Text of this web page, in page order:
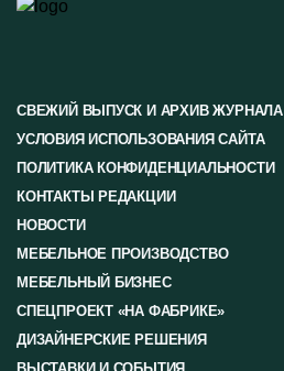
СВЕЖИЙ ВЫПУСК И АРХИВ ЖУРНАЛА
УСЛОВИЯ ИСПОЛЬЗОВАНИЯ САЙТА
ПОЛИТИКА КОНФИДЕНЦИАЛЬНОСТИ
КОНТАКТЫ РЕДАКЦИИ
НОВОСТИ
МЕБЕЛЬНОЕ ПРОИЗВОДСТВО
МЕБЕЛЬНЫЙ БИЗНЕС
СПЕЦПРОЕКТ «НА ФАБРИКЕ»
ДИЗАЙНЕРСКИЕ РЕШЕНИЯ